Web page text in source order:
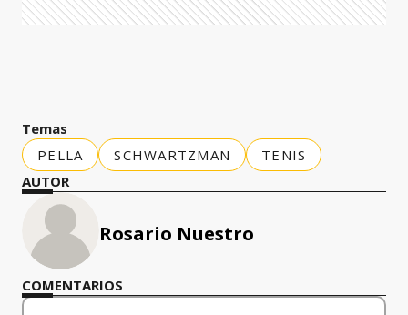
Temas
PELLA
SCHWARTZMAN
TENIS
AUTOR
Rosario Nuestro
COMENTARIOS